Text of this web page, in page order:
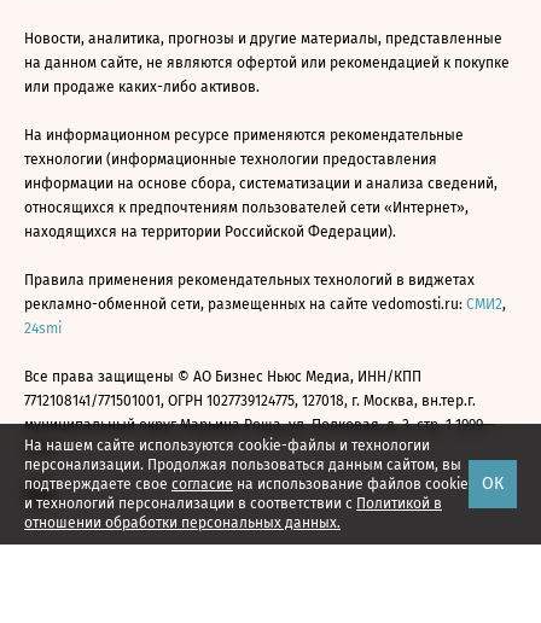
На нашем сайте используются cookie-файлы и технологии
персонализации. Продолжая пользоваться данным сайтом, вы
подтверждаете свое согласие на использование файлов cookie
и технологий персонализации в соответствии с Политикой в
отношении обработки персональных данных.
ОК
Новости, аналитика, прогнозы и другие материалы, представленные
на данном сайте, не являются офертой или рекомендацией к покупке
или продаже каких-либо активов.
На информационном ресурсе применяются рекомендательные
технологии (информационные технологии предоставления
информации на основе сбора, систематизации и анализа сведений,
относящихся к предпочтениям пользователей сети «Интернет»,
находящихся на территории Российской Федерации).
Правила применения рекомендательных технологий в виджетах
рекламно-обменной сети, размещенных на сайте vedomosti.ru: СМИ2,
24smi
Все права защищены © АО Бизнес Ньюс Медиа, ИНН/КПП
7712108141/771501001, ОГРН 1027739124775, 127018, г. Москва, вн.тер.г.
муниципальный округ Марьина Роща, ул. Полковая, д. 3, стр. 1 1999—
2026